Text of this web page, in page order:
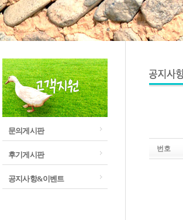
문의게시판
후기게시판
공지사항&이벤트
번호